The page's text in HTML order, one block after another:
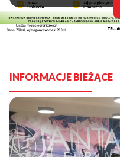
INFORMACJE BIEŻĄCE